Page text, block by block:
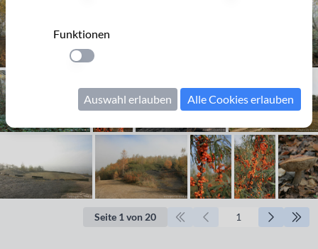
Seite 1 von 20
Funktionen
Einstellung anwenden
Auswahl erlauben Alle Cookies erlauben